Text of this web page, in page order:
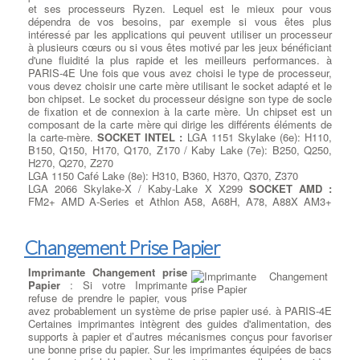
Ajouter ou Remplacer un
lecteur - Graveur cd dvd:
Rajout ou Réparation lecteurs
DC/DVD: Pour la lecture et la
gravure de tous vos médias
Cdrom ou DVD, nous avons
sélectionné pour vous le meilleur
des lecteurs et graveurs CD/DVD
et Blu-ray. à PARIS-4E Que vous recherchiez un lecteur-graveur
Optique interne ou externe, nous remplaçons votre lecteur HS
par un lecteur/Graveur des plus grandes marques : LG,
Samsung, Asus, Lite-On et Pioneer … à PARIS-4E CD-ROM,
DVD-ROM et les lecteurs Blu-ray sont disponibles dans les types
de lecteurs réinscriptibles. RW ont toutes les fonctionnalités de
leurs homologues en lecture seule, mais peut aussi écrire des
plus lent que vitesses de lecture pour maintenir la stabilité .
Ajouter ou Remplacer les
barettes mémoires:Ajout
Barrettes Mémoires
plus gourmand en ressources, les
logiciels et jeux récents sont de
véritables consommateurs de
mémoire. Pour donner un bon
Portables
Réparation ventilation et
thermique sur Pc portable: Un
dysfonctionnement du ventilateur
de votre ordinateur portable ou du
système de transfert thermique
peut sembler anodin, mais si
votre ordinateur surchauffe trop
(aérations bouchées, Thermic HS,
utilisation intensive etc ...), il risque de causer des problèmes
complexes à PARIS-4E Impossibilité de démarrer votre PC,
panne générale du CPU ou du GPU
perte de données. Si vous pensez que votre ventilateur est peut-
être en panne, apportez-le immédiatement à votre réparateur
local à PARIS-4E pour éviter d'autres dommages
Nos réparations sur Ordi Portables
Remplacer les charnières de
votre ordinateur
de votre ordinateur portable
semble cassé ou bien s'ouvre à
chaque mouvement de l'écran,
l'ordinateur semble sedégonflé
et ses processeurs Ryzen. Lequel est le mieux pour vous
dépendra de vos besoins, par exemple si vous êtes plus
intéressé par les applications qui peuvent utiliser un processeur
à plusieurs cœurs ou si vous êtes motivé par les jeux bénéficiant
d'une fluidité la plus rapide et les meilleurs performances. à
PARIS-4E Une fois que vous avez choisi le type de processeur,
vous devez choisir une carte mère utilisant le socket adapté et le
bon chipset. Le socket du processeur désigne son type de socle
de fixation et de connexion à la carte mère. Un chipset est un
composant de la carte mère qui dirige les différents éléments de
la carte-mère.SOCKET INTEL : LGA 1151 Skylake (6e): H110,
B150, Q150, H170, Q170, Z170 / Kaby Lake (7e): B250, Q250,
H270, Q270, Z270
LGA 1150 Café Lake (8e): H310, B360, H370, Q370, Z370
LGA 2066 Skylake-X / Kaby-Lake X X299 SOCKET AMD :
FM2+ AMD A-Series et Athlon A58, A68H, A78, A88X AM3+
Ryzen Threadripper X399
Choisir son disque dur à
PARIS-4E: La première question
à poser lors de l'achat d’un disque
de stockage de données est de
savoir si vous voulez un disque
SSD (Solid State Drive ) ou un
disque dur HDD (Dard Disque
Changement Prise Papier
Imprimante Changement prise
Papier : Si votre Imprimante
refuse de prendre le papier, vous
avez probablement un système de prise papier usé. à PARIS-4E
Certaines imprimantes intègrent des guides d'alimentation, des
supports à papier et d’autres mécanismes conçus pour favoriser
une bonne prise du papier. Sur les imprimantes équipées de bacs